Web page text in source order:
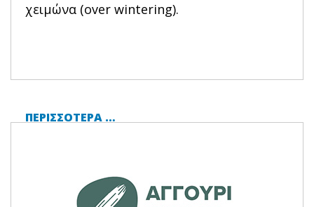
χειμώνα (over wintering).
ΠΕΡΙΣΣΌΤΕΡΑ …